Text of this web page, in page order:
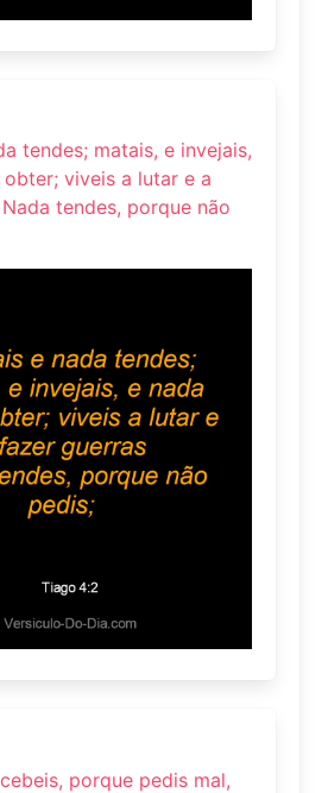
tendes; matais, e invejais,
viveis a lutar e a
tendes, porque não
porque pedis mal,